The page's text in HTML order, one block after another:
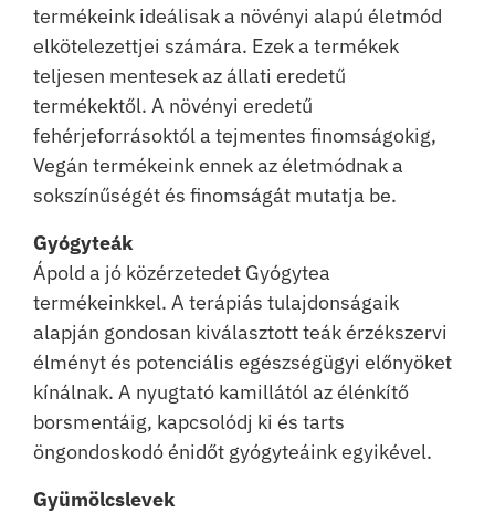
termékeink ideálisak a növényi alapú életmód
elkötelezettjei számára. Ezek a termékek
teljesen mentesek az állati eredetű
termékektől. A növényi eredetű
fehérjeforrásoktól a tejmentes finomságokig,
Vegán termékeink ennek az életmódnak a
sokszínűségét és finomságát mutatja be.
Gyógyteák
Ápold a jó közérzetedet Gyógytea
termékeinkkel. A terápiás tulajdonságaik
alapján gondosan kiválasztott teák érzékszervi
élményt és potenciális egészségügyi előnyöket
kínálnak. A nyugtató kamillától az élénkítő
borsmentáig, kapcsolódj ki és tarts
öngondoskodó énidőt gyógyteáink egyikével.
Gyümölcslevek